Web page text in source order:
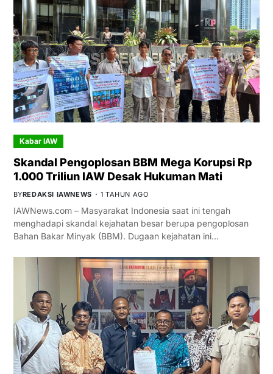
Kabar IAW
Skandal Pengoplosan BBM Mega Korupsi Rp
1.000 Triliun IAW Desak Hukuman Mati
BYREDAKSI IAWNEWS 1 TAHUN AGO
IAWNews.com – Masyarakat Indonesia saat ini tengah
menghadapi skandal kejahatan besar berupa pengoplosan
Bahan Bakar Minyak (BBM). Dugaan kejahatan ini…